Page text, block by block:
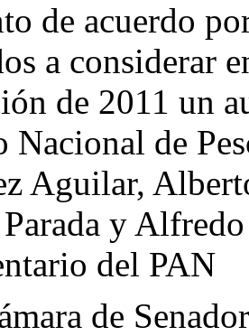
de acuerdo
a considerar
de 2011 un
Nacional de
Aguilar,
y
del PAN
de